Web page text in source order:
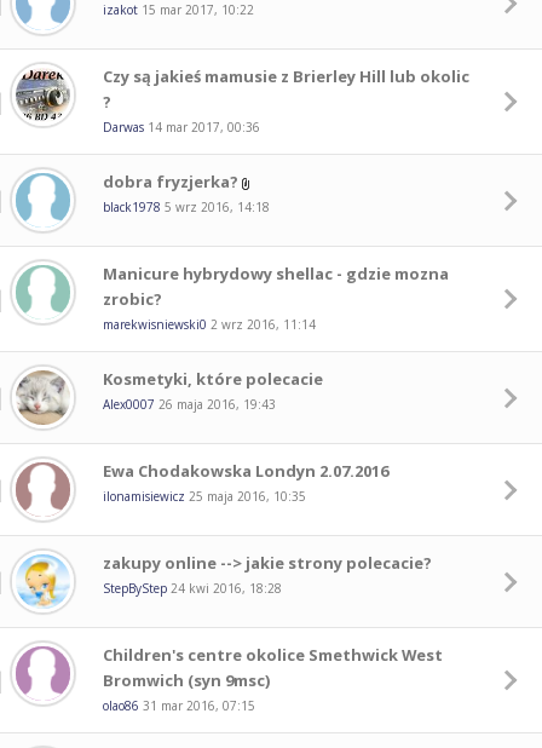
izakot 15 mar 2017, 10:22
Czy są jakieś mamusie z Brierley Hill lub okolic
?
Darwas 14 mar 2017, 00:36
dobra fryzjerka?
black1978 5 wrz 2016, 14:18
Manicure hybrydowy shellac - gdzie mozna
zrobic?
marekwisniewski0 2 wrz 2016, 11:14
Kosmetyki, które polecacie
Alex0007 26 maja 2016, 19:43
Ewa Chodakowska Londyn 2.07.2016
ilonamisiewicz 25 maja 2016, 10:35
zakupy online --> jakie strony polecacie?
StepByStep 24 kwi 2016, 18:28
Children's centre okolice Smethwick West
Bromwich (syn 9msc)
olao86 31 mar 2016, 07:15